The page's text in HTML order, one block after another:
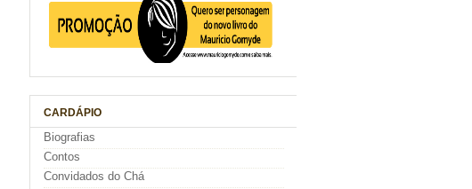
CARDÁPIO
Biografias
Contos
Convidados do Chá